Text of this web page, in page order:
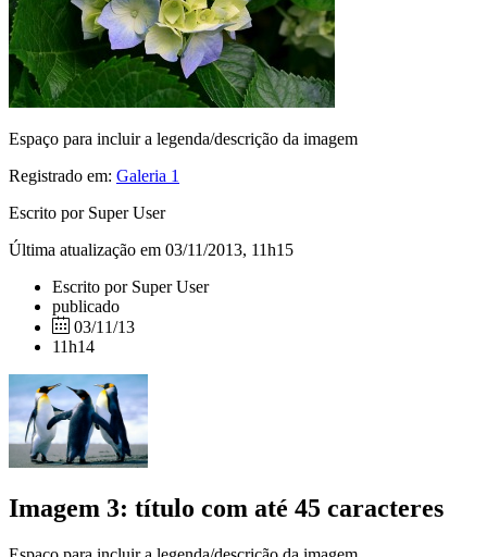
Espaço para incluir a legenda/descrição da imagem
Registrado em: Galeria 1
Escrito por Super User
Última atualização em 03/11/2013, 11h15
Escrito por Super User
publicado
03/11/13
11h14
Imagem 3: título com até 45 caracteres